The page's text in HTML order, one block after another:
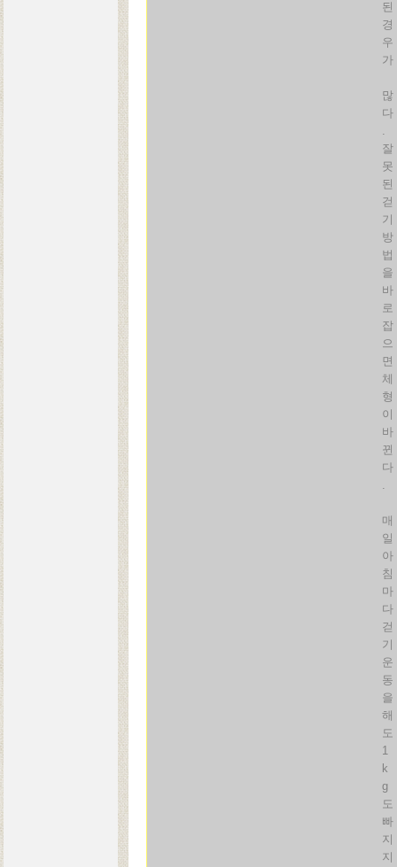
된
경
우
가
많
다
.
잘
못
된
걷
기
방
법
을
바
로
잡
으
면
체
형
이
바
뀐
다
.
매
일
아
침
마
다
걷
기
운
동
을
해
도
1
k
g
도
빠
지
지